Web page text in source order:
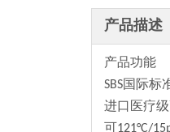
产品描述
产品功能
SBS国际
进口医疗
可121°C/